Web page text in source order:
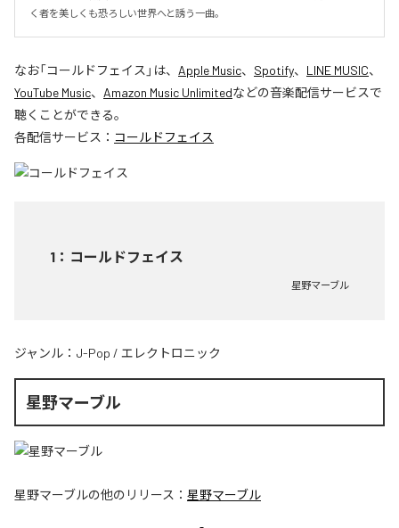
く者を美しくも恐ろしい世界へと誘う一曲。
なお「コールドフェイス 」は、 Apple Music、 Spotify、 LINE MUSIC、
YouTube Music、 Amazon Music Unlimitedなどの音楽配信サービスで
聴くことができる。
各配信サービス： コールドフェイス
1 ： コールドフェイス
星野マーブル
ジャンル： J-Pop / エレクトロニック
星野マーブル
星野マーブルの他のリリース： 星野マーブル